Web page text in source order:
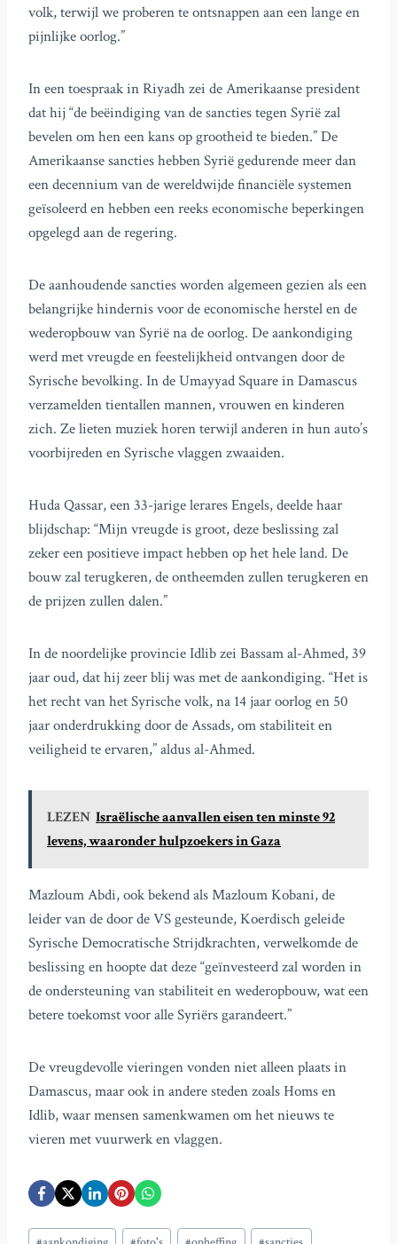
volk, terwijl we proberen te ontsnappen aan een lange en
pijnlijke oorlog.”
In een toespraak in Riyadh zei de Amerikaanse president
dat hij “de beëindiging van de sancties tegen Syrië zal
bevelen om hen een kans op grootheid te bieden.” De
Amerikaanse sancties hebben Syrië gedurende meer dan
een decennium van de wereldwijde financiële systemen
geïsoleerd en hebben een reeks economische beperkingen
opgelegd aan de regering.
De aanhoudende sancties worden algemeen gezien als een
belangrijke hindernis voor de economische herstel en de
wederopbouw van Syrië na de oorlog. De aankondiging
werd met vreugde en feestelijkheid ontvangen door de
Syrische bevolking. In de Umayyad Square in Damascus
verzamelden tientallen mannen, vrouwen en kinderen
zich. Ze lieten muziek horen terwijl anderen in hun auto’s
voorbijreden en Syrische vlaggen zwaaiden.
Huda Qassar, een 33-jarige lerares Engels, deelde haar
blijdschap: “Mijn vreugde is groot, deze beslissing zal
zeker een positieve impact hebben op het hele land. De
bouw zal terugkeren, de ontheemden zullen terugkeren en
de prijzen zullen dalen.”
In de noordelijke provincie Idlib zei Bassam al-Ahmed, 39
jaar oud, dat hij zeer blij was met de aankondiging. “Het is
het recht van het Syrische volk, na 14 jaar oorlog en 50
jaar onderdrukking door de Assads, om stabiliteit en
veiligheid te ervaren,” aldus al-Ahmed.
LEZEN Israëlische aanvallen eisen ten minste 92
levens, waaronder hulpzoekers in Gaza
Mazloum Abdi, ook bekend als Mazloum Kobani, de
leider van de door de VS gesteunde, Koerdisch geleide
Syrische Democratische Strijdkrachten, verwelkomde de
beslissing en hoopte dat deze “geïnvesteerd zal worden in
de ondersteuning van stabiliteit en wederopbouw, wat een
betere toekomst voor alle Syriërs garandeert.”
De vreugdevolle vieringen vonden niet alleen plaats in
Damascus, maar ook in andere steden zoals Homs en
Idlib, waar mensen samenkwamen om het nieuws te
vieren met vuurwerk en vlaggen.
Bericht